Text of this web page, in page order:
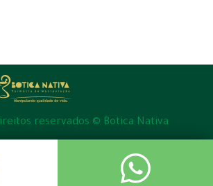
reservados © Botica Nativa